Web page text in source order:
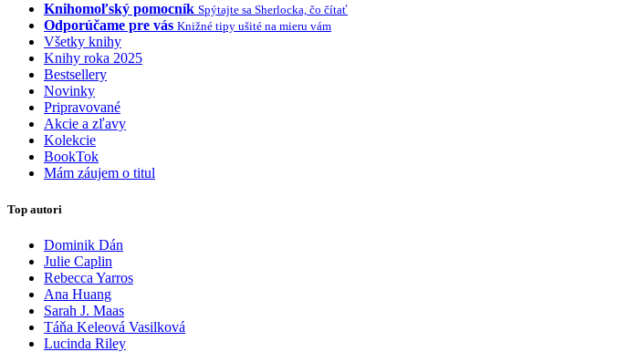
Knihomoľský pomocník Spýtajte sa Sherlocka, čo čítať
Odporúčame pre vás Knižné tipy ušité na mieru vám
Všetky knihy
Knihy roka 2025
Bestsellery
Novinky
Pripravované
Akcie a zľavy
Kolekcie
BookTok
Mám záujem o titul
Top autori
Dominik Dán
Julie Caplin
Rebecca Yarros
Ana Huang
Sarah J. Maas
Táňa Keleová Vasilková
Lucinda Riley